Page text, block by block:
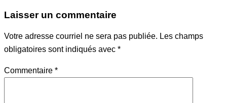
Laisser un commentaire
Votre adresse courriel ne sera pas publiée. Les champs
obligatoires sont indiqués avec *
Commentaire *